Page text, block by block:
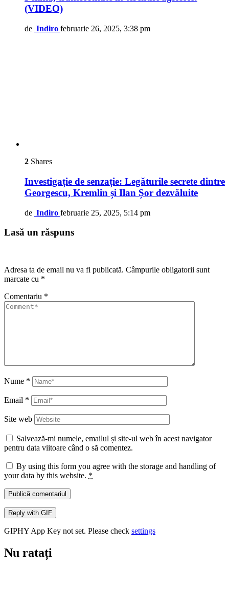
(VIDEO)
de Indiro februarie 26, 2025, 3:38 pm
2 Shares
Investigație de senzație: Legăturile secrete dintre
Georgescu, Kremlin și Ilan Șor dezvăluite
de Indiro februarie 25, 2025, 5:14 pm
Lasă un răspuns
Adresa ta de email nu va fi publicată. Câmpurile obligatorii sunt
marcate cu *
Comentariu *
Nume *
Email *
Site web
Salvează-mi numele, emailul și site-ul web în acest navigator
pentru data viitoare când o să comentez.
By using this form you agree with the storage and handling of
your data by this website. *
Publică comentariul
Reply with GIF
GIPHY App Key not set. Please check settings
Nu ratați